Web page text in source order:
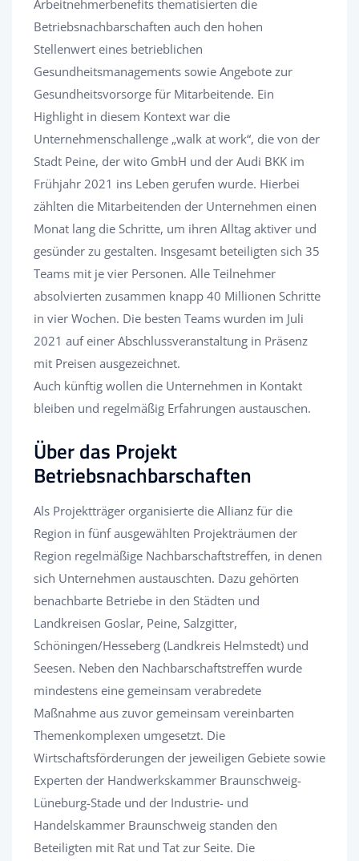
Arbeitnehmerbenefits thematisierten die
Betriebsnachbarschaften auch den hohen
Stellenwert eines betrieblichen
Gesundheitsmanagements sowie Angebote zur
Gesundheitsvorsorge für Mitarbeitende. Ein
Highlight in diesem Kontext war die
Unternehmenschallenge „walk at work“, die von der
Stadt Peine, der wito GmbH und der Audi BKK im
Frühjahr 2021 ins Leben gerufen wurde. Hierbei
zählten die Mitarbeitenden der Unternehmen einen
Monat lang die Schritte, um ihren Alltag aktiver und
gesünder zu gestalten. Insgesamt beteiligten sich 35
Teams mit je vier Personen. Alle Teilnehmer
absolvierten zusammen knapp 40 Millionen Schritte
in vier Wochen. Die besten Teams wurden im Juli
2021 auf einer Abschlussveranstaltung in Präsenz
mit Preisen ausgezeichnet.
Auch künftig wollen die Unternehmen in Kontakt
bleiben und regelmäßig Erfahrungen austauschen.
Über das Projekt
Betriebsnachbarschaften
Als Projektträger organisierte die Allianz für die
Region in fünf ausgewählten Projekträumen der
Region regelmäßige Nachbarschaftstreffen, in denen
sich Unternehmen austauschten. Dazu gehörten
benachbarte Betriebe in den Städten und
Landkreisen Goslar, Peine, Salzgitter,
Schöningen/Hesseberg (Landkreis Helmstedt) und
Seesen. Neben den Nachbarschaftstreffen wurde
mindestens eine gemeinsam verabredete
Maßnahme aus zuvor gemeinsam vereinbarten
Themenkomplexen umgesetzt. Die
Wirtschaftsförderungen der jeweiligen Gebiete sowie
Experten der Handwerkskammer Braunschweig-
Lüneburg-Stade und der Industrie- und
Handelskammer Braunschweig standen den
Beteiligten mit Rat und Tat zur Seite. Die